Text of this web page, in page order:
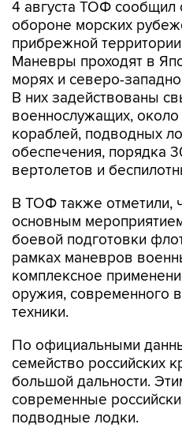
4 августа ТОФ сообщил
обороне морских
прибрежной
Маневры проходят в
морях и северо-
В них задействованы
военнослужащих,
кораблей, подводных
обеспечения, порядка
вертолетов и
В ТОФ также отметили,
основным
боевой подготовки
рамках маневров
комплексное
оружия, современного
техники.
По официальными
семейство российских
большой дальности.
современные
подводные лодки.